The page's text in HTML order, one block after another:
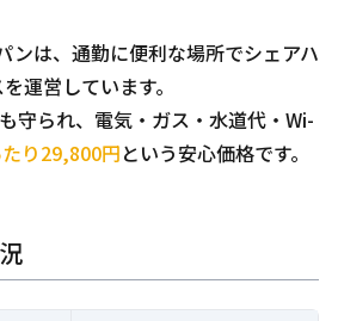
ンは、通勤に便利な場所でシェアハ
運営しています。
守られ、電気・ガス・水道代・Wi-
り29,800円という安心価格です。